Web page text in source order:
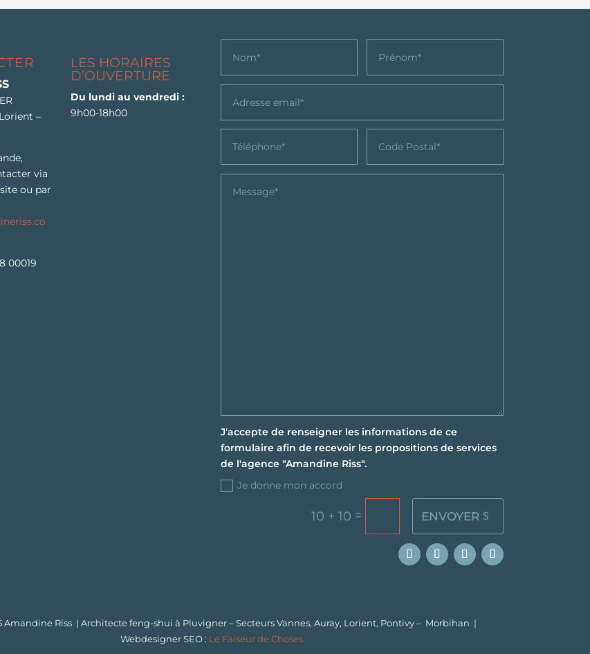
–
via
ou par
00019
LES HORAIRES
D’OUVERTURE
Du lundi au vendredi :
9h00-18h00
J'accepte de renseigner les informations de ce
formulaire afin de recevoir les propositions de services
de l'agence "Amandine Riss".
Je donne mon accord
10 + 10 = ENVOYER
Amandine Riss | Architecte feng-shui à Pluvigner – Secteurs Vannes, Auray, Lorient, Pontivy – Morbihan |
Webdesigner SEO : Le Faiseur de Choses